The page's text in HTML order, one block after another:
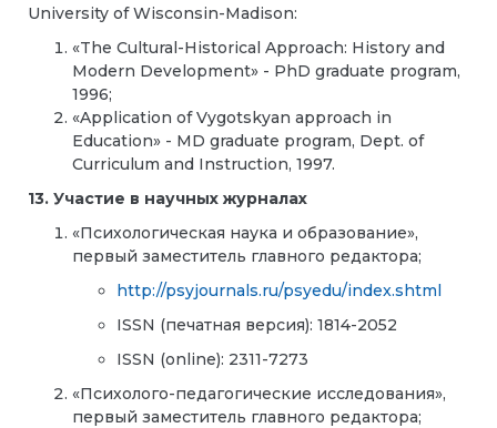
University of Wisconsin-Madison:
«The Cultural-Historical Approach: History and
Modern Development» - PhD graduate program,
1996;
«Application of Vygotskyan approach in
Education» - MD graduate program, Dept. of
Curriculum and Instruction, 1997.
13. Участие в научных журналах
«Психологическая наука и образование»,
первый заместитель главного редактора;
http://psyjournals.ru/psyedu/index.shtml
ISSN (печатная версия): 1814-2052
ISSN (online): 2311-7273
«Психолого-педагогические исследования»,
первый заместитель главного редактора;